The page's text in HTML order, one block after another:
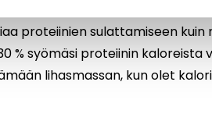
proteiinien sulattamiseen
% syömäsi proteiinin kaloreista
lihasmassan, kun olet